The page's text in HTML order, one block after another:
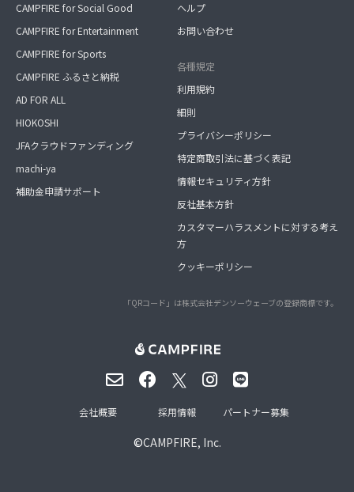
CAMPFIRE for Social Good
CAMPFIRE for Entertainment
CAMPFIRE for Sports
CAMPFIRE ふるさと納税
AD FOR ALL
HIOKOSHI
JFAクラウドファンディング
machi-ya
補助金申請サポート
ヘルプ
お問い合わせ
各種規定
利用規約
細則
プライバシーポリシー
特定商取引法に基づく表記
情報セキュリティ方針
反社基本方針
カスタマーハラスメントに対する考え
方
クッキーポリシー
「QRコード」は株式会社デンソーウェーブの登録商標です。
©CAMPFIRE, Inc.
会社概要 採用情報 パートナー募集